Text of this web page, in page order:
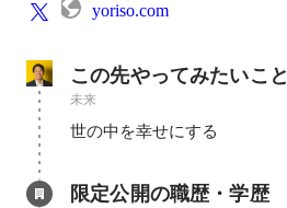
yoriso.com
この先やってみたいこと
未来
世の中を幸せにする
限定公開の職歴・学歴